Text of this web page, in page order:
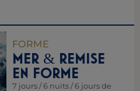
FORME
MER & REMISE
EN FORME
7 jours / 6 nuits / 6 jours de